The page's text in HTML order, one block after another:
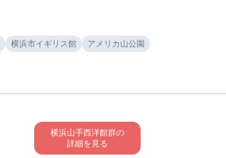
横浜市イギリス館 アメリカ山公園
横浜山手西洋館群の
詳細を見る